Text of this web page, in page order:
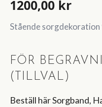
1200,00 kr
Stående sorgdekoration
FÖR
(TILLVAL)
Beställ här Sorgband,